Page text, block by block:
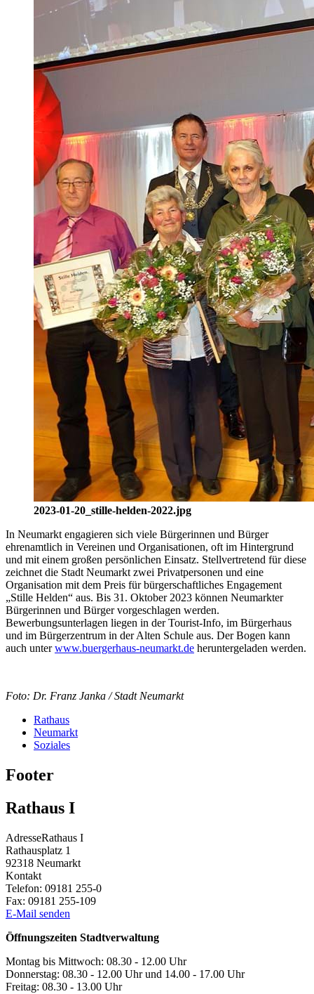
2023-01-20_stille-helden-2022.jpg
In Neumarkt engagieren sich viele Bürgerinnen und Bürger
ehrenamtlich in Vereinen und Organisationen, oft im Hintergrund
und mit einem großen persönlichen Einsatz. Stellvertretend für diese
zeichnet die Stadt Neumarkt zwei Privatpersonen und eine
Organisation mit dem Preis für bürgerschaftliches Engagement
„Stille Helden“ aus. Bis 31. Oktober 2023 können Neumarkter
Bürgerinnen und Bürger vorgeschlagen werden.
Bewerbungsunterlagen liegen in der Tourist-Info, im Bürgerhaus
und im Bürgerzentrum in der Alten Schule aus. Der Bogen kann
auch unterwww.buergerhaus-neumarkt.de heruntergeladen werden.
Foto: Dr. Franz Janka / Stadt Neumarkt
Rathaus
Neumarkt
Soziales
Footer
Rathaus I
AdresseRathaus I
Rathausplatz 1
92318 Neumarkt
Kontakt
Telefon: 09181 255-0
Fax: 09181 255-109
E-Mail senden
Öffnungszeiten Stadtverwaltung
Montag bis Mittwoch: 08.30 - 12.00 Uhr
Donnerstag: 08.30 - 12.00 Uhr und 14.00 - 17.00 Uhr
Freitag: 08.30 - 13.00 Uhr